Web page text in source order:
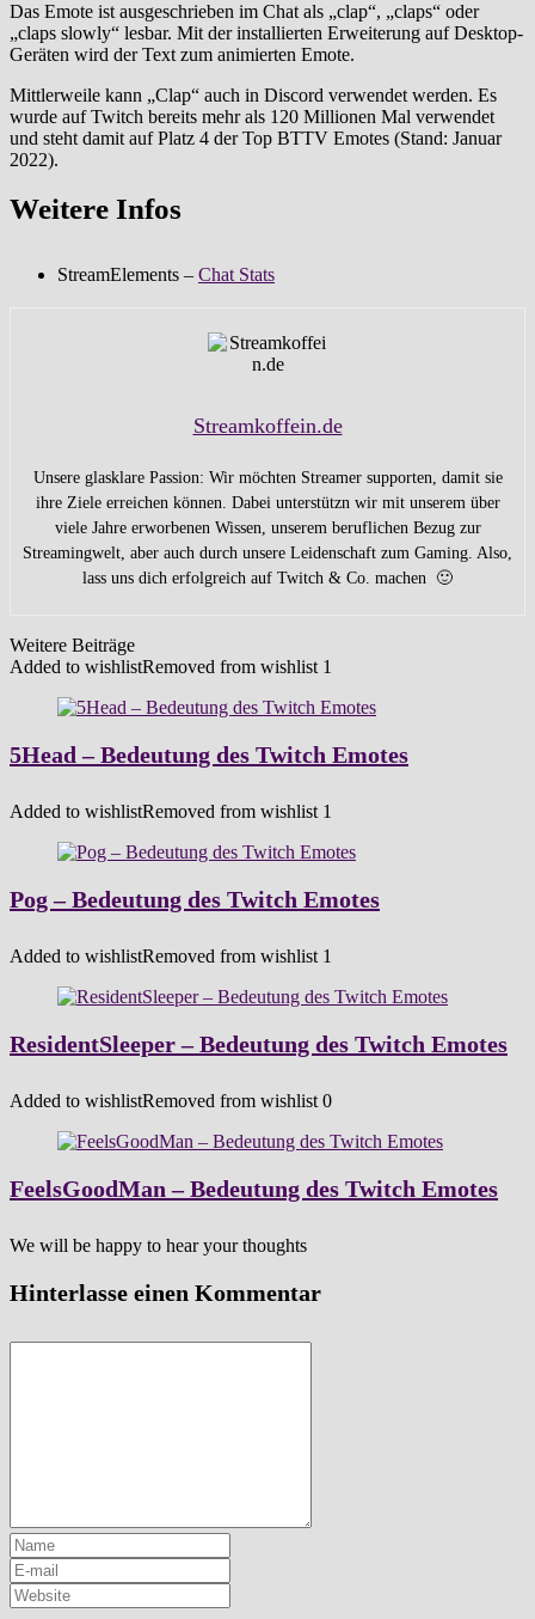
Das Emote ist ausgeschrieben im Chat als „clap“, „claps“ oder
„claps slowly“ lesbar. Mit der installierten Erweiterung auf Desktop-
Geräten wird der Text zum animierten Emote.
Mittlerweile kann „Clap“ auch in Discord verwendet werden. Es
wurde auf Twitch bereits mehr als 120 Millionen Mal verwendet
und steht damit auf Platz 4 der Top BTTV Emotes (Stand: Januar
2022).
Weitere Infos
StreamElements – Chat Stats
Streamkoffein.de
Unsere glasklare Passion: Wir möchten Streamer supporten, damit sie
ihre Ziele erreichen können. Dabei unterstützn wir mit unserem über
viele Jahre erworbenen Wissen, unserem beruflichen Bezug zur
Streamingwelt, aber auch durch unsere Leidenschaft zum Gaming. Also,
lass uns dich erfolgreich auf Twitch & Co. machen 🙂
Weitere Beiträge
Added to wishlistRemoved from wishlist 1
5Head – Bedeutung des Twitch Emotes
Added to wishlistRemoved from wishlist 1
Pog – Bedeutung des Twitch Emotes
Added to wishlistRemoved from wishlist 1
ResidentSleeper – Bedeutung des Twitch Emotes
Added to wishlistRemoved from wishlist 0
FeelsGoodMan – Bedeutung des Twitch Emotes
We will be happy to hear your thoughts
Hinterlasse einen Kommentar